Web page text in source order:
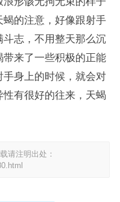
的注意，好像跟射手
志，不用整天那么沉
来了一些积极的正能
身上的时候，就会对
有很好的往来，天蝎
请注明出处：